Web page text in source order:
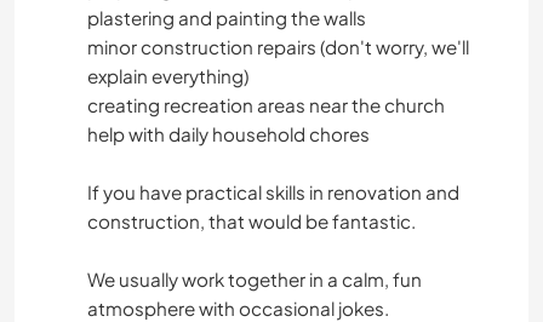
plastering and painting the walls
minor construction repairs (don't worry, we'll
explain everything)
creating recreation areas near the church
help with daily household chores
If you have practical skills in renovation and
construction, that would be fantastic.
We usually work together in a calm, fun
atmosphere with occasional jokes.